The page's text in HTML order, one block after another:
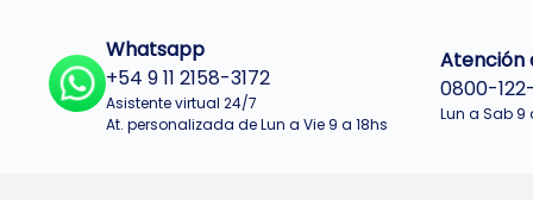
Whatsapp
+54 9 11 2158-3172
Asistente virtual 24/7
At. personalizada de Lun a Vie 9 a 18hs
Atención
0800-
Lun a Sab 9